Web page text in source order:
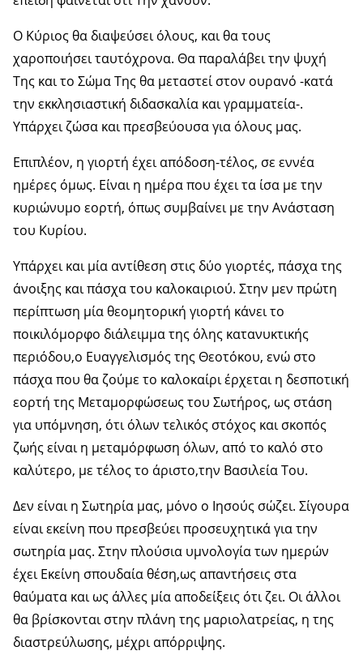
Ο Κύριος θα διαψεύσει όλους, και θα τους
χαροποιήσει ταυτόχρονα. Θα παραλάβει την ψυχή
Της και το Σώμα Της θα μεταστεί στον ουρανό -κατά
την εκκλησιαστική διδασκαλία και γραμματεία-.
Υπάρχει ζώσα και πρεσβεύουσα για όλους μας.
Επιπλέον, η γιορτή έχει απόδοση-τέλος, σε εννέα
ημέρες όμως. Είναι η ημέρα που έχει τα ίσα με την
κυριώνυμο εορτή, όπως συμβαίνει με την Ανάσταση
του Κυρίου.
Υπάρχει και μία αντίθεση στις δύο γιορτές, πάσχα της
άνοιξης και πάσχα του καλοκαιριού. Στην μεν πρώτη
περίπτωση μία θεομητορική γιορτή κάνει το
ποικιλόμορφο διάλειμμα της όλης κατανυκτικής
περιόδου,ο Ευαγγελισμός της Θεοτόκου, ενώ στο
πάσχα που θα ζούμε το καλοκαίρι έρχεται η δεσποτική
εορτή της Μεταμορφώσεως του Σωτήρος, ως στάση
για υπόμνηση, ότι όλων τελικός στόχος και σκοπός
ζωής είναι η μεταμόρφωση όλων, από το καλό στο
καλύτερο, με τέλος το άριστο,την Βασιλεία Του.
Δεν είναι η Σωτηρία μας, μόνο ο Ιησούς σώζει. Σίγουρα
είναι εκείνη που πρεσβεύει προσευχητικά για την
σωτηρία μας. Στην πλούσια υμνολογία των ημερών
έχει Εκείνη σπουδαία θέση,ως απαντήσεις στα
θαύματα και ως άλλες μία αποδείξεις ότι ζει. Οι άλλοι
θα βρίσκονται στην πλάνη της μαριολατρείας, η της
διαστρεύλωσης, μέχρι απόρριψης.